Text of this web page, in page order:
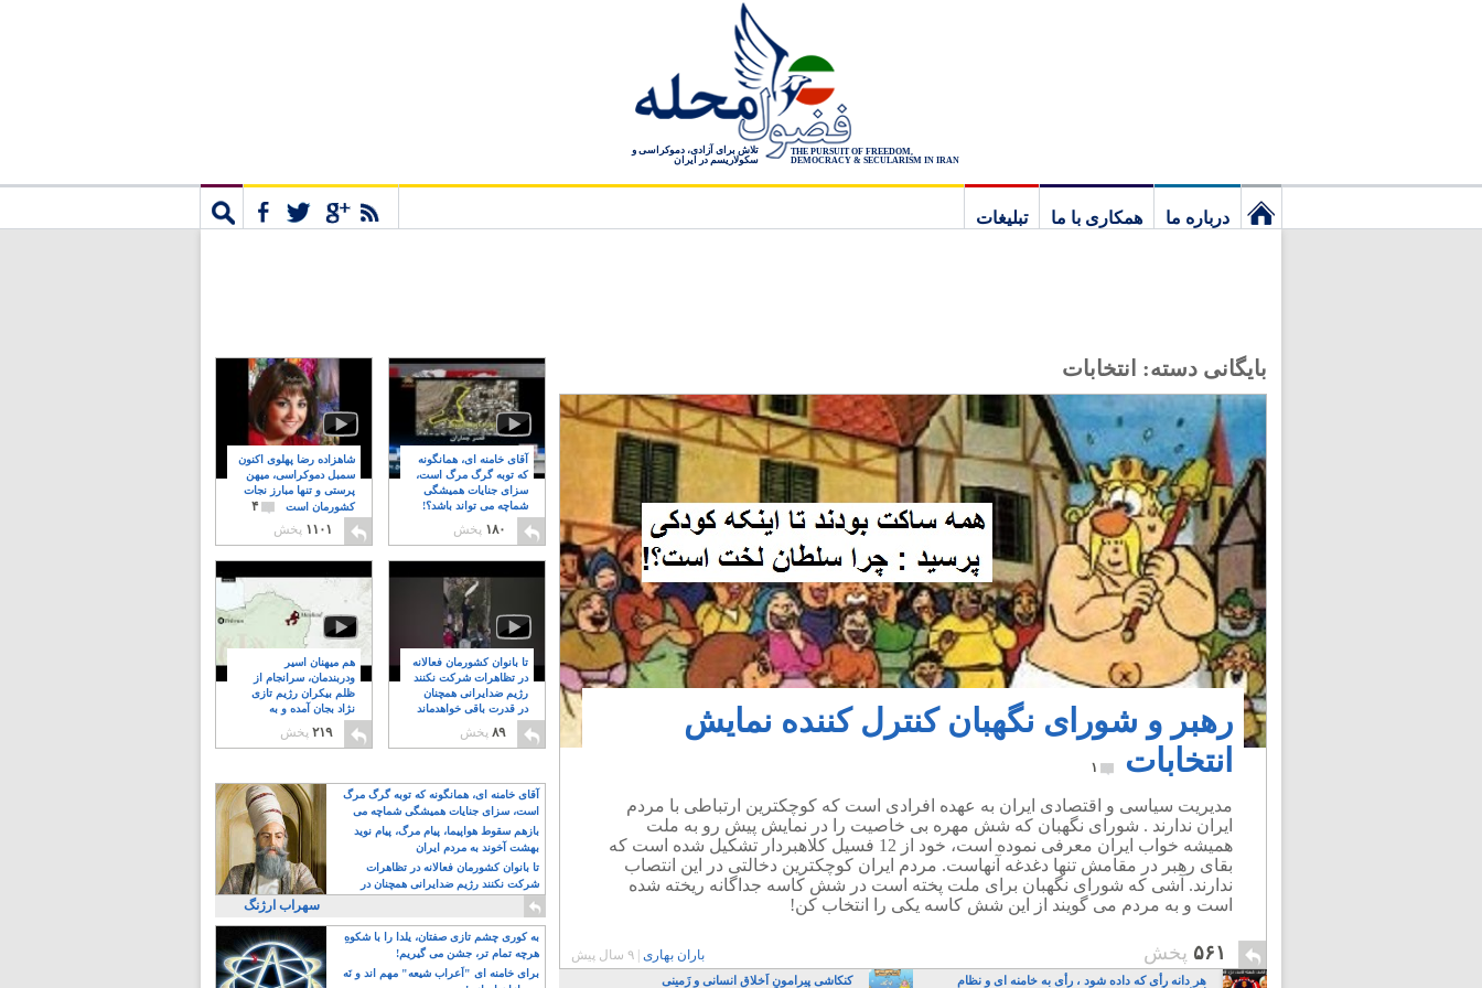
THE PURSUIT OF FREEDOM,
DEMOCRACY & SECULARISM IN IRAN
تلاش برای آزادی، دموکراسی و
سکولاریسم در ایران
درباره ما همکاری با ما
تبلیغات
بایگانی دسته: انتخابات
رهبر و شورای نگهبان کنترل کننده نمایش
انتخابات
۱
مدیریت سیاسی و اقتصادی ایران به عهده افرادی است که کوچکترین ارتباطی با مردم
ایران ندارند . شورای نگهبان که شش مهره بی خاصیت را در نمایش پیش رو به ملت
همیشه خواب ایران معرفی نموده است، خود از 12 فسیل کلاهبردار تشکیل شده است که
بقای رهبر در مقامش تنها دغدغه آنهاست. مردم ایران کوچکترین دخالتی در این انتصاب
ندارند. آشی که شورای نگهبان برای ملت پخته است در شش کاسه جداگانه ریخته شده
است و به مردم می گویند از این شش کاسه یکی را انتخاب کن!
۵۶۱ پخش باران بهاری ۹ سال پیش
هر دانه رأی که داده شود ، رأی به خامنه ای و نظام
کنکاشی پیرامونِ اَخلاقِ انسانی و زَمینی
شاهزاده رضا پهلوی اکنون
سمبل دموکراسی، میهن
پرستی و تنها مبارز نجات
کشورمان است
۴
۱۱۰۱ پخش
آقای خامنه ای، همانگونه
که توبه گرگ مرگ است،
سزای جنایات همیشگی
شماچه می تواند باشد؟!
۸
۱۸۰ پخش
هم میهنان اسیر
ودربندمان، سرانجام از
ظلم بیکران رژیم تازی
نژاد بجان آمده و به
۲۱۹ پخش
تا بانوان کشورمان فعالانه
در تظاهرات شرکت نکنند
رژیم ضدایرانی همچنان
در قدرت باقی خواهدماند
۸
۸۹ پخش
آقای خامنه ای، همانگونه که توبه گرگ مرگ
است، سزای جنایات همیشگی شماچه می
تواند باشد؟!
بازهم سقوط هواپیما، پیام مرگ، پیام نوید
بهشت آخوند به مردم ایران
تا بانوان کشورمان فعالانه در تظاهرات
شرکت نکنند رژیم ضدایرانی همچنان در
قدرت باقی خواهدماند
سهراب ارژنگ
به کوری چشم تازی صفتان، یلدا را با شکوهِ
هرچه تمام تر، جشن می گیریم!
برای خامنه ای "اَعراب شیعه" مهم اند و نَه